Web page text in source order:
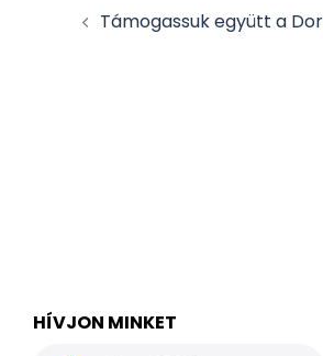
navigation
Támogassuk együtt a
HÍVJON MINKET